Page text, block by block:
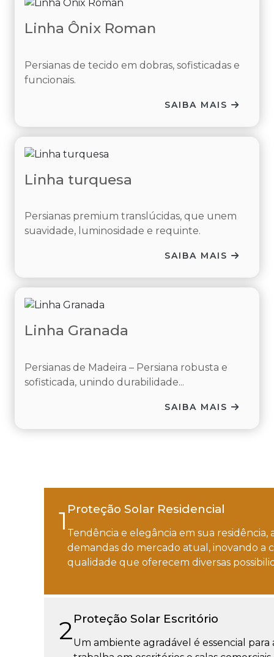
Linha Ônix Roman
Persianas de tecido em dobras, sofisticadas e
funcionais.
SAIBA MAIS
Linha turquesa
Persianas premium translúcidas, que unem
suavidade, luminosidade e requinte.
SAIBA MAIS
Linha Granada
Persianas de Madeira – Persiana robusta e
sofisticada, unindo durabilidade...
SAIBA MAIS
1 Proteção Solar Residencial
Tendência e elegância em sua
demandas do mercado atual, inovando a
qualidade que oferecem diversas
2Proteção Solar Escritório
Um ambiente agradável é essencial